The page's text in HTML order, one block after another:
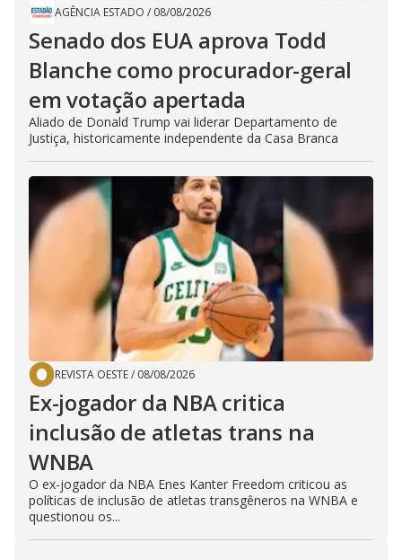
AGÊNCIA ESTADO / 08/08/2026
Senado dos EUA aprova Todd
Blanche como procurador-geral
em votação apertada
Aliado de Donald Trump vai liderar Departamento de
Justiça, historicamente independente da Casa Branca
REVISTA OESTE/ 08/08/2026
Ex-jogador da NBA critica
inclusão de atletas trans na
WNBA
O ex-jogador da NBA Enes Kanter Freedom criticou as
políticas de inclusão de atletas transgêneros na WNBA e
questionou os...